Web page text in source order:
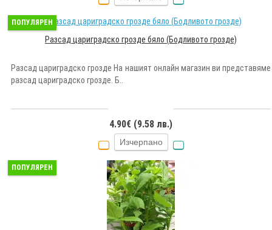
ПОПУЛЯРЕН
Разсад цариградско грозде бяло (Бодливото грозде)
Разсад цариградско грозде На нашият онлайн магазин ви представяме
разсад цариградско грозде. Б..
4.90€ (9.58 лв.)
Изчерпано
ПОПУЛЯРЕН